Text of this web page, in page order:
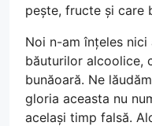
pește, fructe și care
Noi n-am înțeles
băuturilor alcoolice,
bunăoară. Ne
gloria aceasta nu
același timp falsă.